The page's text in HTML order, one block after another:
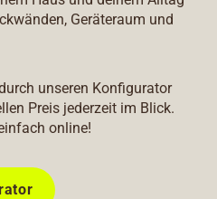
Geräteraum und
unseren Konfigurator
Preis jederzeit im Blick.
online!